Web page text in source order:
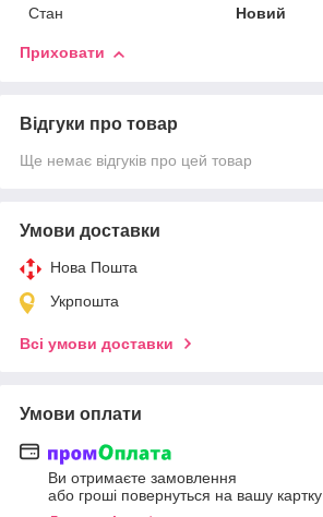
Стан
Новий
Приховати
Відгуки про товар
Ще немає відгуків про цей товар
Умови доставки
Нова Пошта
Укрпошта
Всі умови доставки
Умови оплати
Ви отримаєте замовлення
або гроші повернуться на вашу картку